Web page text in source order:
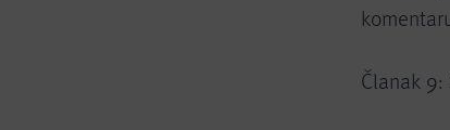
Članak 9: